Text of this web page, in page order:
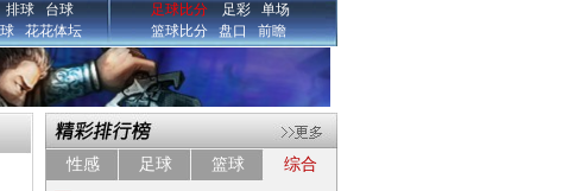
排球
台球
花花体坛
足球比分 足彩
单场
篮球比分
盘口 前瞻
性感 足球 篮球 综合